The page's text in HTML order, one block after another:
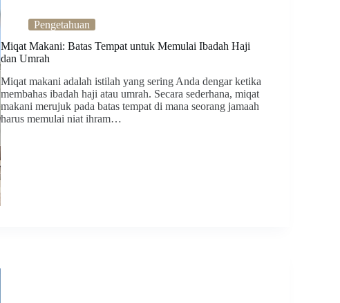
Pengetahuan
Miqat Makani: Batas Tempat untuk Memulai Ibadah Haji
dan Umrah
Miqat makani adalah istilah yang sering Anda dengar ketika
membahas ibadah haji atau umrah. Secara sederhana, miqat
makani merujuk pada batas tempat di mana seorang jamaah
harus memulai niat ihram…